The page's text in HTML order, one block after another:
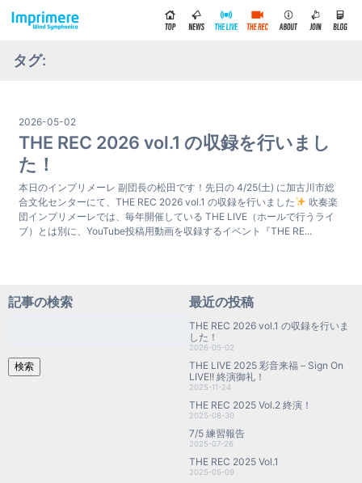
タグ:
2026-05-02
THE REC 2026 vol.1 の収録を行いまし
た！
本日のインプリメーレ 副団長の松田です！先日の 4/25(土) に加古川市総
合文化センターにて、THE REC 2026 vol.1 の収録を行いました
吹奏楽
団インプリメーレでは、毎年開催している THE LIVE（ホールで行うライ
ブ）とは別に、YouTube投稿用動画を収録するイベント『THE RE...
記事の検索
検索
最近の投稿
THE REC 2026 vol.1 の収録を行いま
した！
2026-05-02
THE LIVE 2025 彩音来福 – Sign On
LIVE!! 終演御礼！
2025-11-24
THE REC 2025 Vol.2 終演！
2025-08-30
7/5 練習報告
2025-07-26
THE REC 2025 Vol.1
2025-05-09